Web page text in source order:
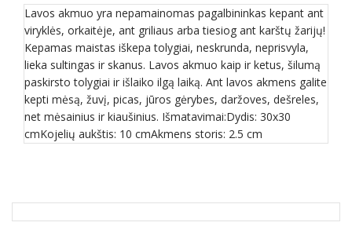
Lavos akmuo yra nepamainomas pagalbininkas kepant ant
viryklės, orkaitėje, ant griliaus arba tiesiog ant karštų žarijų!
Kepamas maistas iškepa tolygiai, neskrunda, neprisvyla,
lieka sultingas ir skanus. Lavos akmuo kaip ir ketus, šilumą
paskirsto tolygiai ir išlaiko ilgą laiką. Ant lavos akmens galite
kepti mėsą, žuvį, picas, jūros gėrybes, daržoves, dešreles,
net mėsainius ir kiaušinius. Išmatavimai:Dydis: 30x30
cmKojelių aukštis: 10 cmAkmens storis: 2.5 cm